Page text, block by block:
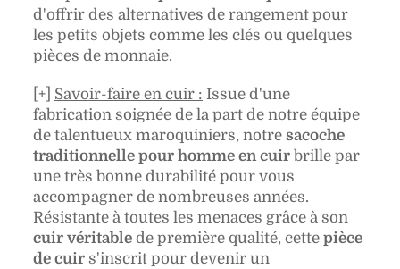
d'offrir des alternatives de rangement pour
les petits objets comme les clés ou quelques
pièces de monnaie.
[+] Savoir-faire en cuir : Issue d'une
fabrication soignée de la part de notre équipe
de talentueux maroquiniers, notre sacoche
traditionnelle pour homme en cuir brille par
une très bonne durabilité pour vous
accompagner de nombreuses années.
Résistante à toutes les menaces grâce à son
cuir véritable de première qualité, cette pièce
de cuir s'inscrit pour devenir un